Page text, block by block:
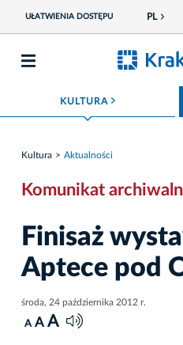
UŁATWIENIA DOSTĘPU PL
KULTURA ROZWIŃ MENU
Kultura Aktualności
Komunikat
Finisaż
Aptece pod
środa, 24 października 2012 r.
A A A